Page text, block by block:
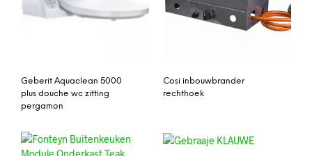
Geberit Aquaclean 5000
plus douche wc zitting
pergamon
Cosi inbouwbrander
rechthoek